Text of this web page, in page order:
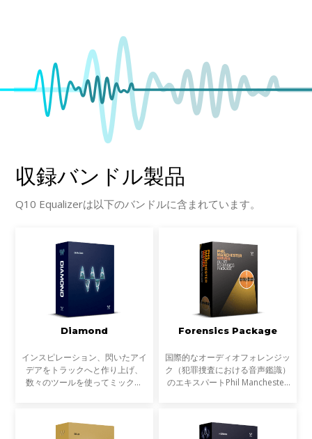
収録バンドル製品
Q10 Equalizerは以下のバンドルに含まれています。
Diamond
インスピレーション、閃いたアイ
デアをトラックへと作り上げ、
数々のツールを使ってミックス
Platinumバンドルのプラグインを
すべて収録し、さらに原石と
Forensics Package
国際的なオーディオフォレンジッ
ク（犯罪捜査における音声鑑識）
のエキスパートPhil Manchester
の分析、解析において特に精度が
高い9つのオーディオプ